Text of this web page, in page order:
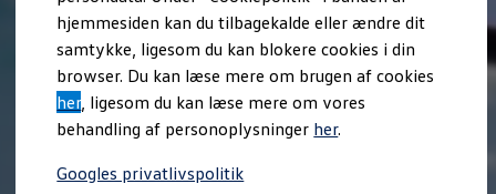
hjemmesiden kan du tilbagekalde eller ændre dit
samtykke, ligesom du kan blokere cookies i din
browser. Du kan læse mere om brugen af cookies
her, ligesom du kan læse mere om vores
behandling af personoplysninger her.
Googles privatlivspolitik
ID. EVERY1
ID. 2all & ID. GTI
Varebiler på el
Elektromobilitet i dagligdagen
Eldrevne modeller
ID. Buzz Cargo
Opladning og Rækkevidde
Opladning med Clever
Opladning med Clever - Erhvervsbiler